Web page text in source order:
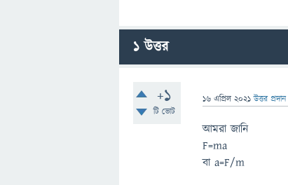
1উত্তর
+1
টি ভোট
16 এপ্রিল 2021 উত্তর প্রদান
আমরা জানি
F=ma
বা a=F/m